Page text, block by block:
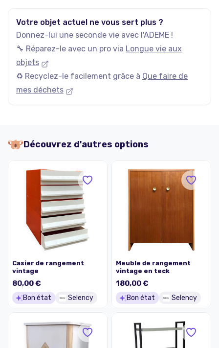
Votre objet actuel ne vous sert plus ?
Donnez-lui une seconde vie avec l'ADEME !
🔧 Réparez-le avec un pro via Longue vie aux
objets
♻️ Recyclez-le facilement grâce à Que faire de
mes déchets
Découvrez d'autres options
Casier de rangement
vintage
80,00 €
Bon état Selency
Meuble de rangement
vintage en teck
180,00 €
Bon état Selency